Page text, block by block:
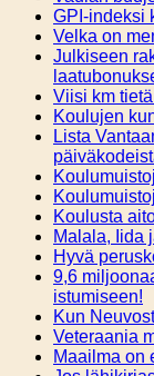
GPI-indeksi
Velka on
Julkiseen
Viisi km
Koulujen
Lista
Koulusta
Malala, Iida
Hyvä
9,6
istumiseen!
Kun
Veteraania
Maailma on